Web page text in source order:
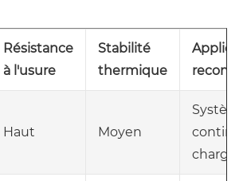
Résistance
à l'usure
Stabilité
thermique
Haut Moyen
charge